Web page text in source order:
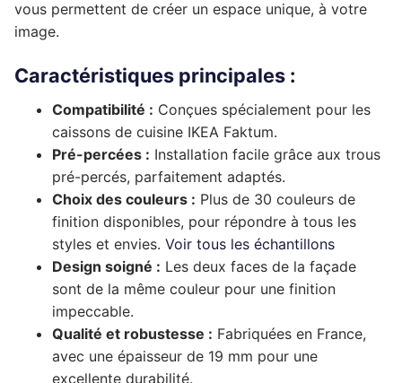
Complément rénovation de cuisine
Façade de tiroir
Complément rénovation de cuisine
Façade de porte
Façade de tiroir
Complément rénovation de cuisine
Pour caissons Ixina
Façade de porte
Façade de tiroir
Complément rénovation de cuisine
Pour caissons Lapeyre
Façade de porte
Façade de tiroir
Complément rénovation de cuisine
Pour caissons Mobalpa
Façade de porte
Façade de tiroir
Complément rénovation de cuisine
Pour caissons Schmidt
Façade de porte
Façade de tiroir
Complément rénovation de cuisine
Pour caissons SoCoo’c
Façade de porte
Façade de tiroir
Complément rénovation de cuisine
vous permettent de créer un espace unique, à votre
image.
Caractéristiques principales :
Compatibilité : Conçues spécialement pour les
caissons de cuisine IKEA Faktum.
Pré-percées : Installation facile grâce aux trous
pré-percés, parfaitement adaptés.
Choix des couleurs : Plus de 30 couleurs de
finition disponibles, pour répondre à tous les
styles et envies. Voir tous les échantillons
Design soigné : Les deux faces de la façade
sont de la même couleur pour une finition
impeccable.
Qualité et robustesse : Fabriquées en France,
avec une épaisseur de 19 mm pour une
excellente durabilité.